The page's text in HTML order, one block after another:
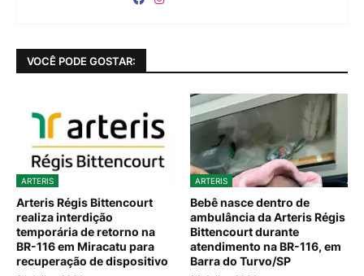
VOCÊ PODE GOSTAR:
ARTERIS
Arteris Régis Bittencourt
realiza interdição
temporária de retorno na
BR-116 em Miracatu para
recuperação de dispositivo
ARTERIS
Bebê nasce dentro de
ambulância da Arteris Régis
Bittencourt durante
atendimento na BR-116, em
Barra do Turvo/SP